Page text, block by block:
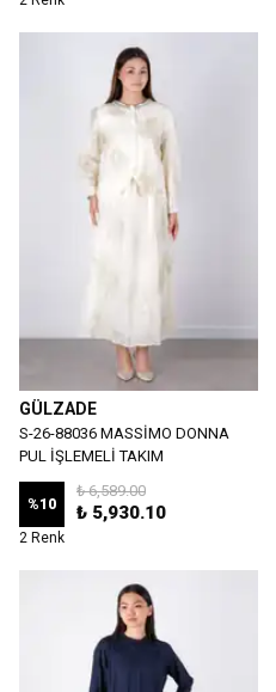
GÜLZADE
S-26-88036 MASSİMO DONNA
PUL İŞLEMELİ TAKIM
%10
₺ 6,589.00
₺ 5,930.10
2 Renk